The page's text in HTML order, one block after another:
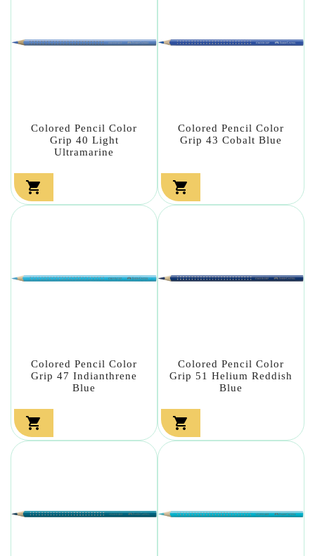
Colored Pencil Color
Grip 40 Light
Ultramarine

Colored Pencil Color
Grip 43 Cobalt Blue

Colored Pencil Color
Grip 47 Indianthrene
Blue

Colored Pencil Color
Grip 51 Helium Reddish
Blue
